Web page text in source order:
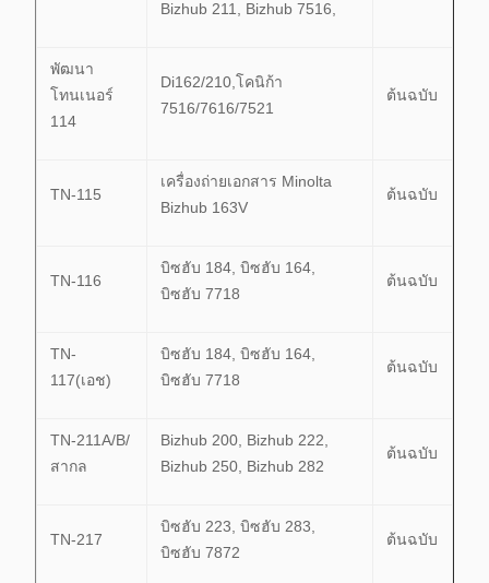
Bizhub 211, Bizhub 7516,
พัฒนา
โทนเนอร์
114
Di162/210,โคนิก้า
7516/7616/7521
ต้นฉบับ
TN-115
เครื่องถ่ายเอกสาร Minolta
Bizhub 163V
ต้นฉบับ
TN-116
บิซฮับ 184, บิซฮับ 164,
บิซฮับ 7718
ต้นฉบับ
TN-
117(เอช)
บิซฮับ 184, บิซฮับ 164,
บิซฮับ 7718
ต้นฉบับ
TN-211A/B/
สากล
Bizhub 200, Bizhub 222,
Bizhub 250, Bizhub 282
ต้นฉบับ
TN-217
บิซฮับ 223, บิซฮับ 283,
บิซฮับ 7872
ต้นฉบับ